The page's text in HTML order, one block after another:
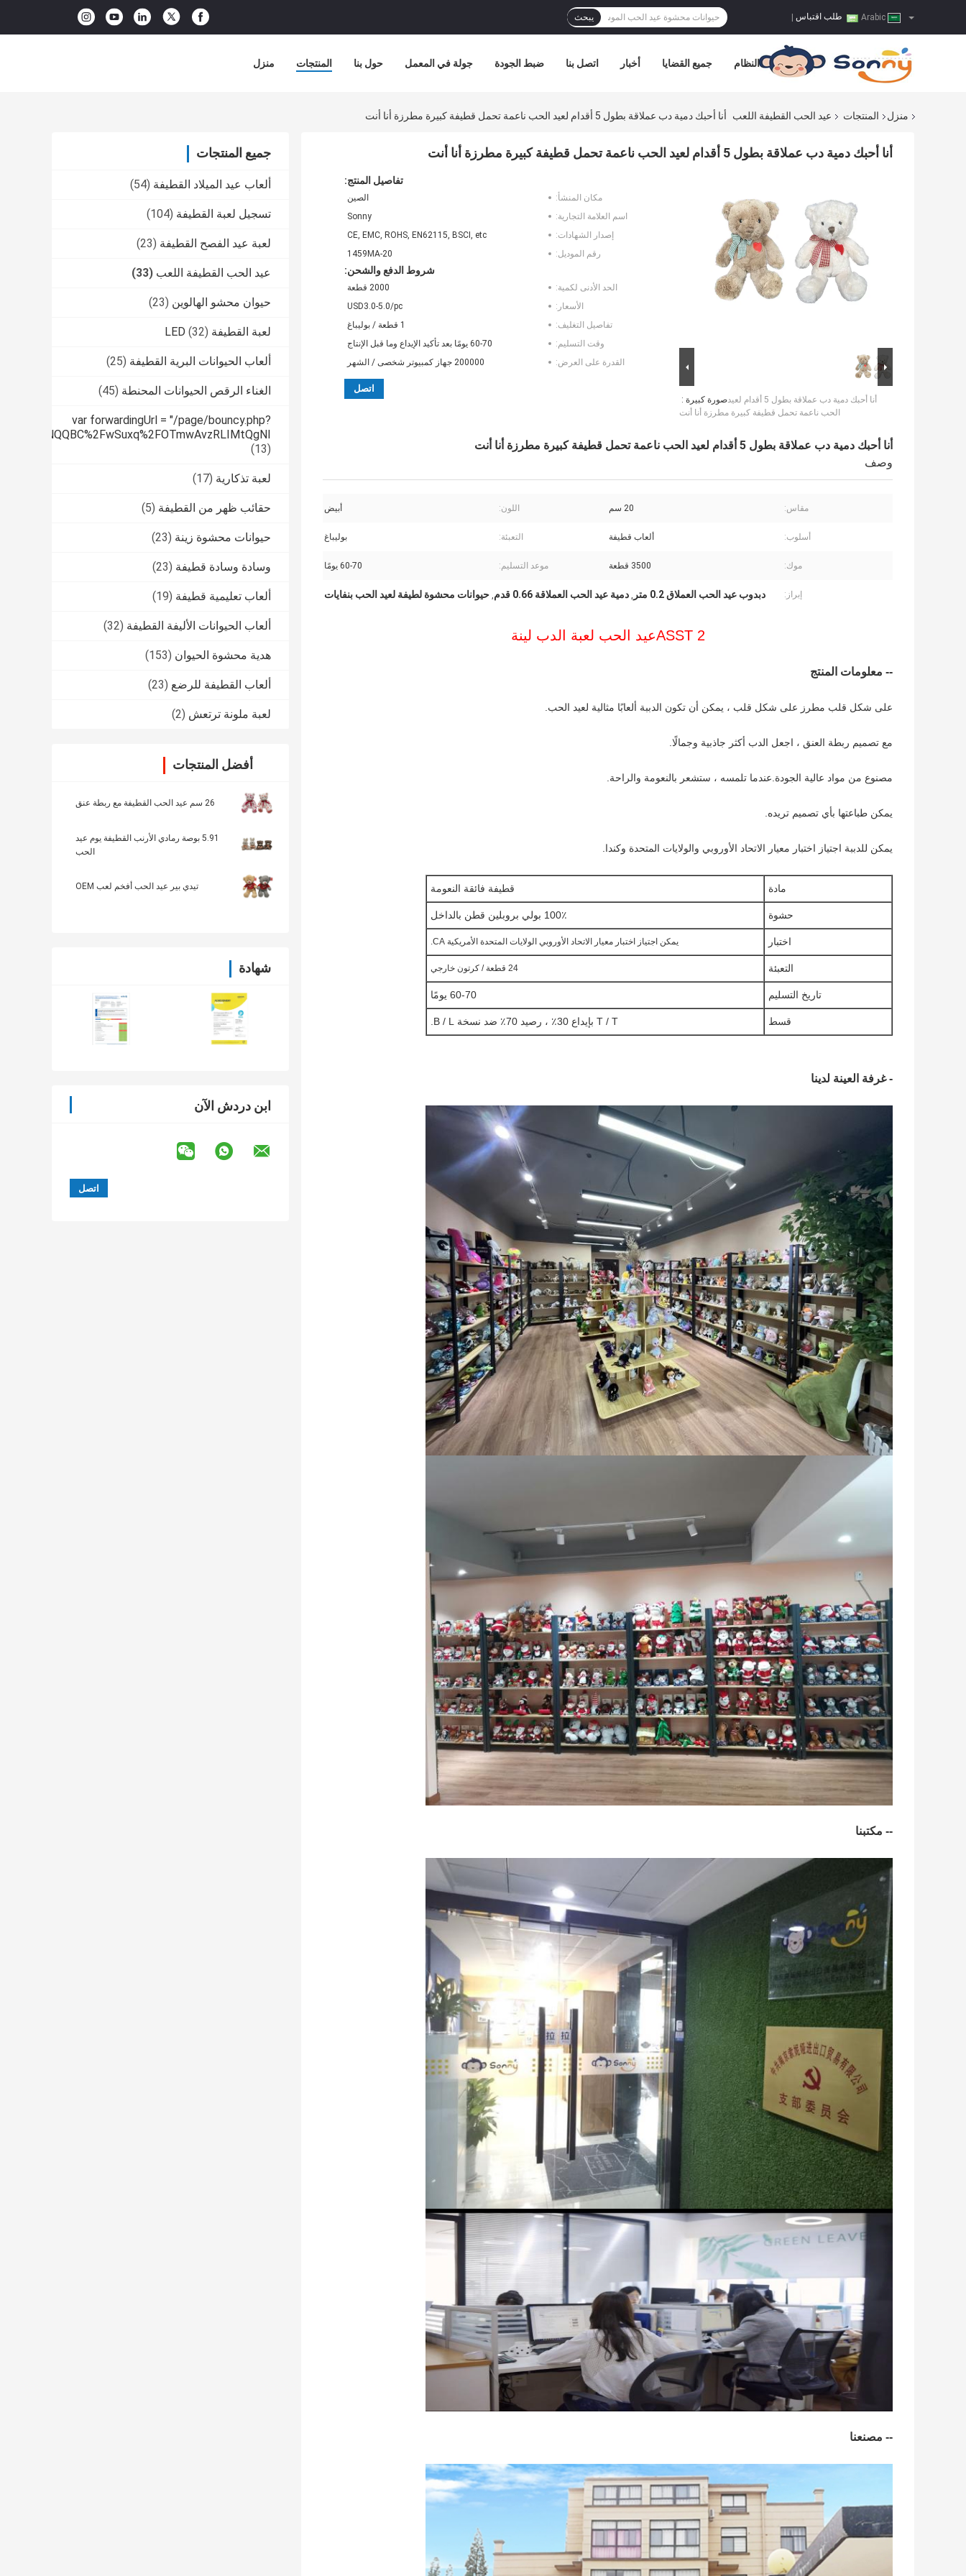
طلب اقتباس يبحث
منزل المنتجات حول بنا جولة في المعمل ضبط الجودة اتصل بنا أخبار جميع القضايا النظام
منزل المنتجات عيد الحب القطيفة اللعب أنا أحبك دمية دب عملاقة بطول 5 أقدام لعيد الحب ناعمة تحمل قطيفة كبيرة مطرزة أنا أنت
جميع المنتجات
ألعاب عيد الميلاد القطيفة (54)
تسجيل لعبة القطيفة (104)
لعبة عيد الفصح القطيفة (23)
عيد الحب القطيفة اللعب (33)
حيوان محشو الهالوين (23)
لعبة القطيفة LED (32)
ألعاب الحيوانات البرية القطيفة (25)
الغناء الرقص الحيوانات المحنطة (45)
var forwardingUrl = "/page/bouncy.php?
(13)
لعبة تذكارية (17)
حقائب ظهر من القطيفة (5)
حيوانات محشوة زينة (23)
وسادة وسادة قطيفة (23)
ألعاب تعليمية قطيفة (19)
ألعاب الحيوانات الأليفة القطيفة (32)
هدية محشوة الحيوان (153)
ألعاب القطيفة للرضع (23)
لعبة ملونة ترتعش (2)
أفضل المنتجات
26 سم عيد الحب القطيفة مع ربطة عنق
5.91 بوصة رمادي الأرنب القطيفة يوم عيد
الحب
تيدي بير عيد الحب أفخم لعب OEM
شهادة
ابن دردش الآن
أنا أحبك دمية دب عملاقة بطول 5 أقدام لعيد الحب ناعمة تحمل قطيفة كبيرة مطرزة أنا أنت
صورة كبيرة :أنا أحبك دمية دب عملاقة بطول 5 أقدام لعيد
الحب ناعمة تحمل قطيفة كبيرة مطرزة أنا أنت
تفاصيل المنتج:
مكان المنشأ:
الصين
اسم العلامة التجارية:
Sonny
إصدار الشهادات:
CE, EMC, ROHS, EN62115, BSCI, etc
رقم الموديل:
1459MA-20
شروط الدفع والشحن:
الحد الأدنى لكمية:
2000 قطعة
الأسعار:
USD3.0-5.0/pc
تفاصيل التغليف:
1 قطعة / بوليباغ
وقت التسليم:
60-70 يومًا بعد تأكيد الإيداع وما قبل الإنتاج
القدرة على العرض:
200000 جهاز كمبيوتر شخصى / الشهر
اتصل
أنا أحبك دمية دب عملاقة بطول 5 أقدام لعيد الحب ناعمة تحمل قطيفة كبيرة مطرزة أنا أنت
وصف
مقاس: 20 سم اللون: أبيض
أسلوب: ألعاب قطيفة التعبئة: بوليباغ
موك: 3500 قطعة موعد التسليم: 60-70 يومًا
إبراز: دبدوب عيد الحب العملاق 0.2 متر , دمية عيد الحب العملاقة 0.66 قدم , حيوانات محشوة لطيفة لعيد الحب بنفايات
2 ASST عيد الحب لعبة الدب لينة
-- معلومات المنتج
على شكل قلب مطرز على شكل قلب ، يمكن أن تكون الدببة ألعابًا مثالية لعيد الحب.
مع تصميم ربطة العنق ، اجعل الدب أكثر جاذبية وجمالًا.
مصنوع من مواد عالية الجودة.عندما تلمسه ، ستشعر بالنعومة والراحة.
يمكن طباعتها بأي تصميم تريده.
يمكن للدببة اجتياز اختبار معيار الاتحاد الأوروبي والولايات المتحدة وكندا.
مادة قطيفة فائقة النعومة
حشوة 100٪ بولي بروبلين قطن بالداخل
اختبار يمكن اجتياز اختبار معيار الاتحاد الأوروبي الولايات المتحدة الأمريكية CA.
التعبئة 24 قطعة / كرتون خارجي
تاريخ التسليم 60-70 يومًا
قسط T / T بإيداع 30٪ ، رصيد 70٪ ضد نسخة B / L.
- غرفة العينة لدينا
-- مكتبنا
-- مصنعنا